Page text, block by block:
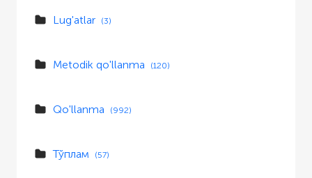
Lug'atlar (3)
Metodik qo'llanma (120)
Qo'llanma (992)
Тўплам (57)